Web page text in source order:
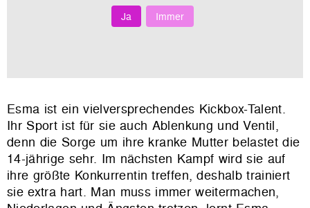
Ja
Immer
Esma ist ein vielversprechendes Kickbox-Talent.
Ihr Sport ist für sie auch Ablenkung und Ventil,
denn die Sorge um ihre kranke Mutter belastet die
14-jährige sehr. Im nächsten Kampf wird sie auf
ihre größte Konkurrentin treffen, deshalb trainiert
sie extra hart. Man muss immer weitermachen,